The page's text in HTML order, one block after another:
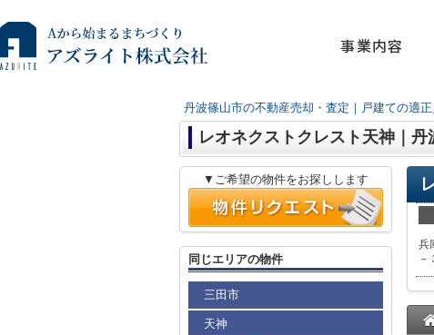
事業内容
丹波篠山市の不動産売却・査定｜戸建ての適正
レオネクストクレスト天神｜
兵
－
▼ご希望の物件をお探しします
同じエリアの物件
三田市
天神